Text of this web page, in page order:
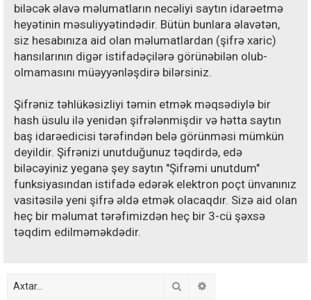
biləcək əlavə məlumatların necəliyi saytın idarəetmə
heyətinin məsuliyyətindədir. Bütün bunlara əlavətən,
siz hesabınıza aid olan məlumatlardan (şifrə xaric)
hansılarının digər istifadəçilərə görünəbilən olub-
olmamasını müəyyənləşdirə bilərsiniz.
Şifrəniz təhlükəsizliyi təmin etmək məqsədiylə bir
hash üsulu ilə yenidən şifrələnmişdir və hətta saytın
baş idarəedicisi tərəfindən belə görünməsi mümkün
deyildir. Şifrənizi unutduğunuz təqdirdə, edə
biləcəyiniz yeganə şey saytın "Şifrəmi unutdum"
funksiyasından istifadə edərək elektron poçt ünvanınız
vasitəsilə yeni şifrə əldə etmək olacaqdır. Sizə aid olan
heç bir məlumat tərəfimizdən heç bir 3-cü şəxsə
təqdim edilməməkdədir.
Axtar